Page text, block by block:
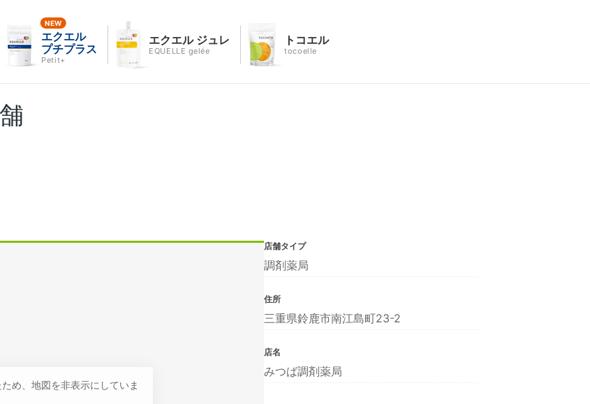
エクエル
プチプラス
Petit+
エクエル ジュレ
EQUELLE gelée
トコエル
tocoelle
め、地図を非表示にしていま
店舗タイプ
調剤薬局
住所
三重県鈴鹿市南江島町23-2
店名
みつば調剤薬局